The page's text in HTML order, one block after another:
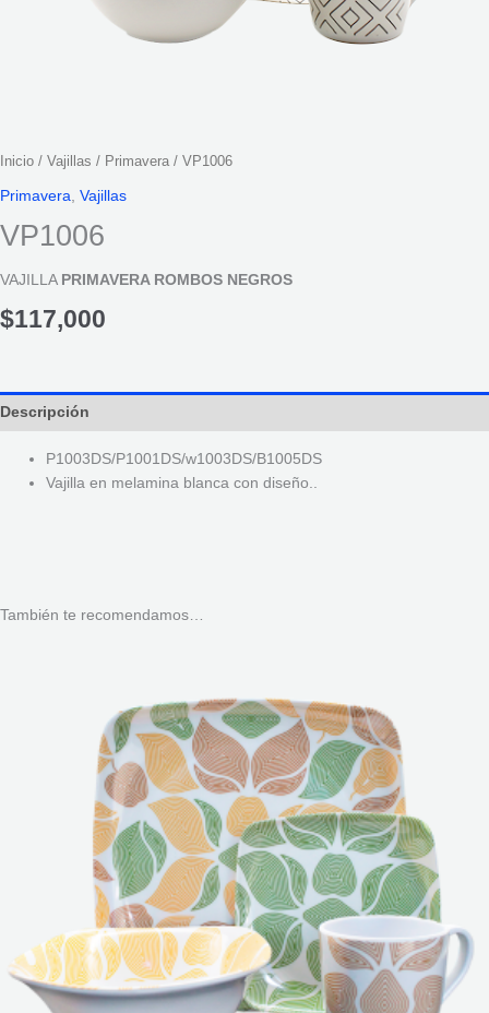
Inicio / Vajillas / Primavera / VP1006
Primavera Vajillas
VP1006
VAJILLA PRIMAVERA ROMBOS NEGROS
$117,000
Descripción
P1003DS/P1001DS/w1003DS/B1005DS
Vajilla en melamina blanca con diseño..
También te recomendamos…